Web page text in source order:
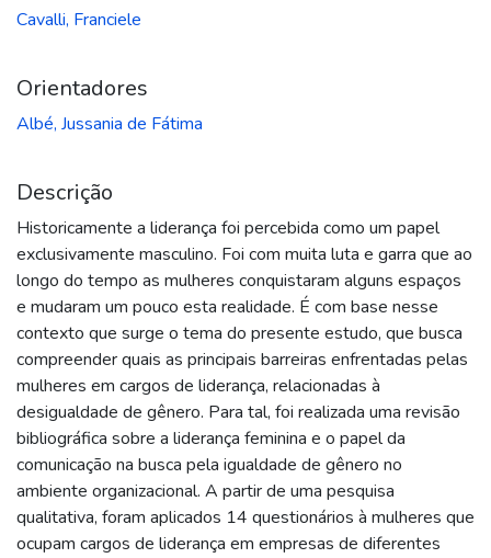
Cavalli, Franciele
Orientadores
Albé, Jussania de Fátima
Descrição
Historicamente a liderança foi percebida como um papel
exclusivamente masculino. Foi com muita luta e garra que ao
longo do tempo as mulheres conquistaram alguns espaços
e mudaram um pouco esta realidade. É com base nesse
contexto que surge o tema do presente estudo, que busca
compreender quais as principais barreiras enfrentadas pelas
mulheres em cargos de liderança, relacionadas à
desigualdade de gênero. Para tal, foi realizada uma revisão
bibliográfica sobre a liderança feminina e o papel da
comunicação na busca pela igualdade de gênero no
ambiente organizacional. A partir de uma pesquisa
qualitativa, foram aplicados 14 questionários à mulheres que
ocupam cargos de liderança em empresas de diferentes